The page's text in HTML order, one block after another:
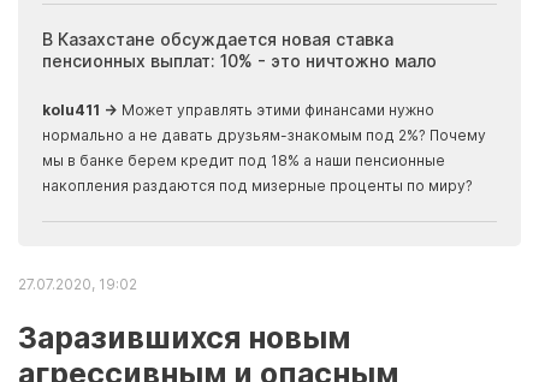
В Казахстане обсуждается новая ставка
пенсионных выплат: 10% - это ничтожно мало
kolu411 → Может управлять этими финансами нужно
нормально а не давать друзьям-знакомым под 2%? Почему
мы в банке берем кредит под 18% а наши пенсионные
накопления раздаются под мизерные проценты по миру?
27.07.2020, 19:02
Заразившихся новым
агрессивным и опасным